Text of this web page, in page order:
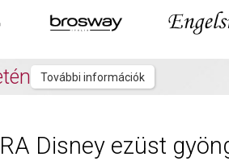
Disney ezüst